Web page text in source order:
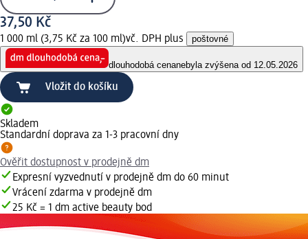
37,50 Kč
1 000 ml (3,75 Kč za 100 ml)vč. DPH plus poštovné
dlouhodobá cenanebyla zvýšena od 12.05.2026
Vložit do košíku
Skladem
Standardní doprava za 1-3 pracovní dny
Ověřit dostupnost v prodejně dm
Expresní vyzvednutí v prodejně dm do 60 minut
Vrácení zdarma v prodejně dm
25 Kč = 1 dm active beauty bod